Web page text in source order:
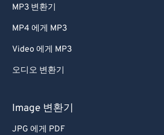
MP3 변환기
MP4 에게 MP3
Video 에게 MP3
오디오 변환기
Image 변환기
JPG 에게 PDF